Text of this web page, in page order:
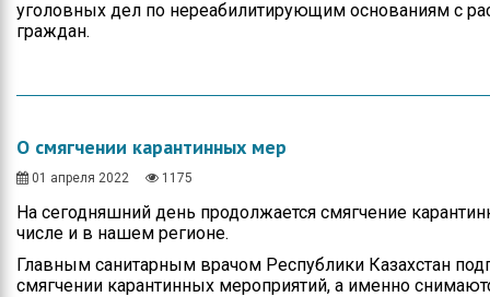
Коммунальная сфера
уголовных дел по нереабилитирующим основаниям с
граждан.
О смягчении карантинных мер
01 апреля 2022 1175
На сегодняшний день продолжается смягчение
числе и в нашем регионе.
Главным санитарным врачом Республики Казахстан
смягчении карантинных мероприятий, а именно